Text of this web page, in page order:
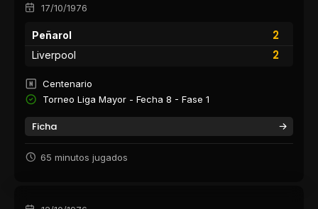
17/10/1976
Peñarol
2
2
Liverpool
Centenario
Torneo Liga Mayor - Fecha 8 - Fase 1
Ficha
65 minutos jugados